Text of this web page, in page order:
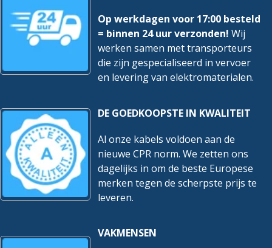
Op werkdagen voor 17:00 besteld
= binnen 24 uur verzonden! Wij
werken samen met transporteurs
die zijn gespecialiseerd in vervoer
en levering van elektromaterialen.
DE GOEDKOOPSTE IN KWALITEIT
Al onze kabels voldoen aan de
nieuwe CPR norm. We zetten ons
dagelijks in om de beste Europese
merken tegen de scherpste prijs te
leveren.
VAKMENSEN